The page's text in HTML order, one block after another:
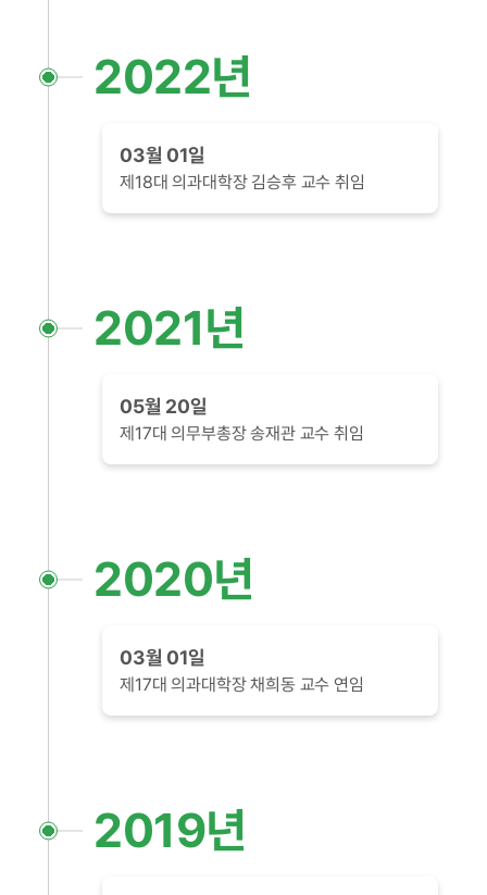
2022년
03월 01일
제18대 의과대학장 김승후 교수 취임
2021년
05월 20일
제17대 의무부총장 송재관 교수 취임
2020년
03월 01일
제17대 의과대학장 채희동 교수 연임
2019년